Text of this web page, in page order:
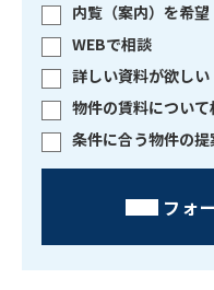
内覧（案内）を希望
WEBで相談
詳しい資料が欲しい
物件の賃料について
条件に合う物件の
フォ